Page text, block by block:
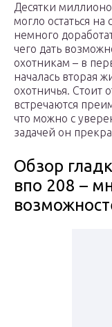
Десятки
могло остаться
немного
чего дать
охотникам – в
началась вторая
охотничья. Стоит
встречаются
что можно с
задачей он
Обзор
впо 208 –